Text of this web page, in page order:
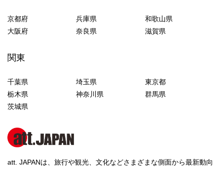
京都府 兵庫県
和歌山県
大阪府
奈良県 滋賀県
関東
千葉県 埼玉県
東京都
栃木県
神奈川県
群馬県
茨城県
att. JAPANは、旅行や観光、文化などさまざまな側面から最新動向